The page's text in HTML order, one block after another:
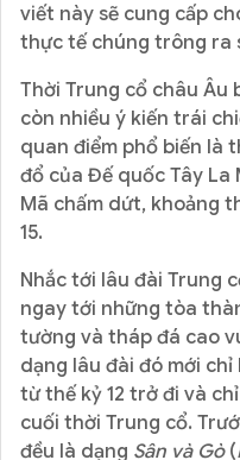
viết này sẽ cung cấp
thực tế chúng trông ra
Thời Trung cổ châu Âu
còn nhiều ý kiến trái
quan điểm phổ biến là
đổ của Đế quốc Tây
Mã chấm dứt, khoảng
15.
Nhắc tới lâu đài Trung
ngay tới những tòa
tường và tháp đá cao
dạng lâu đài đó mới
từ thế kỷ 12 trở đi và
cuối thời Trung cổ.
đều là dạng Sân và Gò(